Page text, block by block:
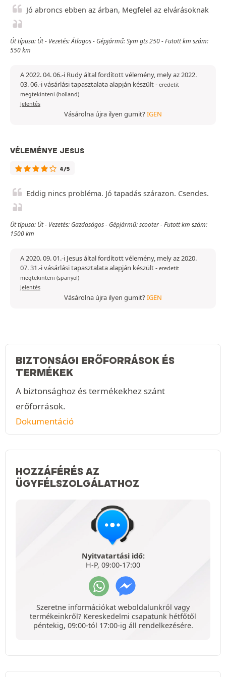
Jó abroncs ebben az árban, Megfelel az elvárásoknak
Út típusa: Út - Vezetés: Átlagos - Gépjármű: Sym gts 250 - Futott km szám:
550 km
A 2022. 04. 06.-i Rudy által fordított vélemény, mely az 2022.
03. 06.-i vásárlási tapasztalata alapján készült- eredetit
megtekinteni (holland)
Jelentés
Vásárolna újra ilyen gumit?IGEN
VÉLEMÉNYE JESUS
4/5
Eddig nincs probléma. Jó tapadás szárazon. Csendes.
Út típusa: Út - Vezetés: Gazdaságos - Gépjármű: scooter - Futott km szám:
1500 km
A 2020. 09. 01.-i Jesus által fordított vélemény, mely az 2020.
07. 31.-i vásárlási tapasztalata alapján készült- eredetit
megtekinteni (spanyol)
Jelentés
Vásárolna újra ilyen gumit?IGEN
BIZTONSÁGI ERŐFORRÁSOK ÉS
TERMÉKEK
A biztonsághoz és termékekhez szánt
erőforrások.
Dokumentáció
HOZZÁFÉRÉS AZ
ÜGYFÉLSZOLGÁLATHOZ
Nyitvatartási idő:
H-P, 09:00-17:00
Szeretne információkat weboldalunkról vagy
termékeinkről? Kereskedelmi csapatunk hétfőtől
péntekig, 09:00-tól 17:00-ig áll rendelkezésére.